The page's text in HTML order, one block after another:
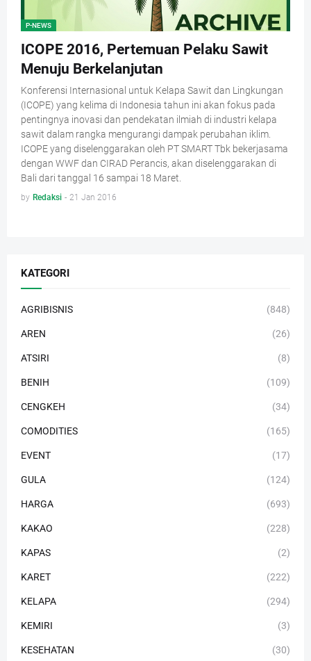
P-NEWS
ICOPE 2016, Pertemuan Pelaku Sawit
Menuju Berkelanjutan
Konferensi Internasional untuk Kelapa Sawit dan Lingkungan
(ICOPE) yang kelima di Indonesia tahun ini akan fokus pada
pentingnya inovasi dan pendekatan ilmiah di industri kelapa
sawit dalam rangka mengurangi dampak perubahan iklim.
ICOPE yang diselenggarakan oleh PT SMART Tbk bekerjasama
dengan WWF dan CIRAD Perancis, akan diselenggarakan di
Bali dari tanggal 16 sampai 18 Maret.
by Redaksi - 21 Jan 2016
KATEGORI
AGRIBISNIS (848)
AREN (26)
ATSIRI (8)
BENIH (109)
CENGKEH (34)
COMODITIES (165)
EVENT (17)
GULA (124)
HARGA (693)
KAKAO (228)
KAPAS (2)
KARET (222)
KELAPA (294)
KEMIRI (3)
KESEHATAN (30)